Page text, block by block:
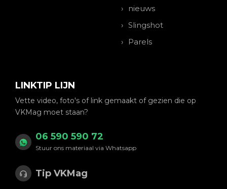
nieuws
Slingshot
Parels
LINKTIP LIJN
Vette video, foto's of link gemaakt of gezien die op
VKMag moet staan?
06 590 590 72
Stuur ons materiaal via Whatsapp
Tip VKMag